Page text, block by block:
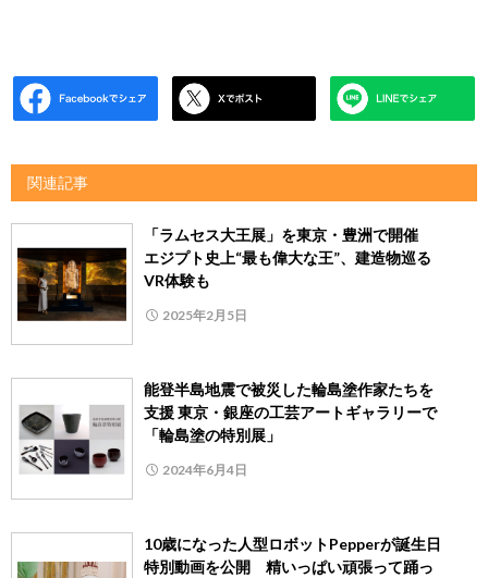
関連記事
「ラムセス大王展」を東京・豊洲で開催
エジプト史上“最も偉大な王”、建造物巡る
VR体験も
2025年2月5日
能登半島地震で被災した輪島塗作家たちを
支援 東京・銀座の工芸アートギャラリーで
「輪島塗の特別展」
2024年6月4日
10歳になった人型ロボットPepperが誕生日
特別動画を公開 精いっぱい頑張って踊っ